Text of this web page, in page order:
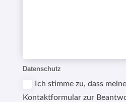
Datenschutz
Ich stimme zu, dass
Kontaktformular zur